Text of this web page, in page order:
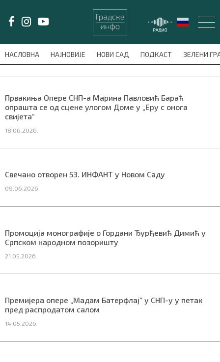
НАСЛОВНА НАЈНОВИЈЕ НОВИ САД ПОДКАСТ ЗЕЛЕНИ
meni'); $this_item = current( wp_filter_object_list(
Првакиња Опере СНП-а Марина Павловић Бараћ
опрашта се од сцене улогом Доме у „Еру с онога
свијета“
18.06.2026.
Свечано отворен 53. ИНФАНТ у Новом Саду
09.06.2026.
Промоција монографије о Гордани Ђурђевић Димић у
Српском народном позоришту
21.05.2026.
Премијера опере „Мадам Батерфлај” у СНП-у у петак
пред распродатом салом
14.05.2026.
LAT/ЋИР
НАЈНОВИЈЕ
ЗЕЛЕНИ ГРАД
ВИДЕО
СПЕЦИЈАЛИ
СРБИЈА
СПОРТ